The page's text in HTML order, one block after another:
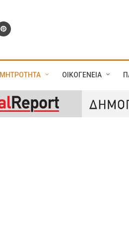
ΜΗΤΡΟΤΗΤΑ ΟΙΚΟΓΕΝΕΙΑ